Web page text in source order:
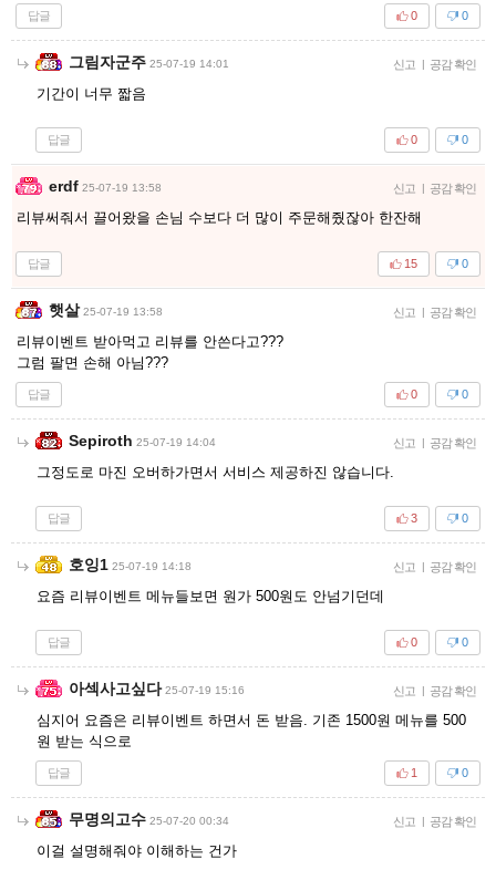
답글 0
0
그림자군주 25-07-19 14:01 신고 | 공감 확인
기간이 너무 짧음
답글 0
0
erdf 25-07-19 13:58 신고 | 공감 확인
리뷰써줘서 끌어왔을 손님 수보다 더 많이 주문해줬잖아 한잔해
답글 0
15
햇살 25-07-19 13:58 신고 | 공감 확인
리뷰이벤트 받아먹고 리뷰를 안쓴다고???
그럼 팔면 손해 아님???
답글 0
0
Sepiroth 25-07-19 14:04 신고 | 공감 확인
그정도로 마진 오버하가면서 서비스 제공하진 않습니다.
답글 0
3
호잉1 25-07-19 14:18 신고 | 공감 확인
요즘 리뷰이벤트 메뉴들보면 원가 500원도 안넘기던데
답글 0
0
아섹사고싶다 25-07-19 15:16 신고 | 공감 확인
심지어 요즘은 리뷰이벤트 하면서 돈 받음. 기존 1500원 메뉴를 500
원 받는 식으로
답글 0
1
무명의고수 25-07-20 00:34 신고 | 공감 확인
이걸 설명해줘야 이해하는 건가